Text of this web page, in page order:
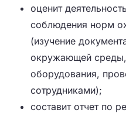
оценит
соблюдения норм
(изучение
окружающей
оборудования,
сотрудниками);
составит отчет по